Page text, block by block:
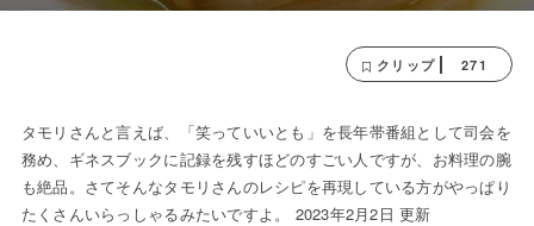
クリップ 271
タモリさんと言えば、「笑っていいとも」を長年帯番組として司会を
務め、ギネスブックに記録を残すほどのすごい人ですが、お料理の腕
も絶品。さてそんなタモリさんのレシピを再現している方がやっぱり
たくさんいらっしゃるみたいですよ。 2023年2月2日 更新